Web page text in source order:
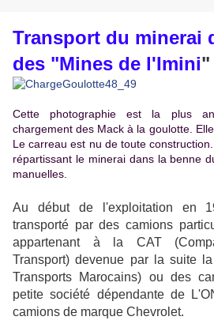
Transport du minerai
des "Mines de l'Imini"
Cette photographie est la plus
chargement des Mack à la goulotte.
Le carreau est nu de toute
répartissant le minerai dans la benne
manuelles.
Au début de l'exploitation en
transporté par des camions
appartenant à la CAT
Transport) devenue par la suite
Transports Marocains) ou des
petite société dépendante de
camions de marque Chevrolet.